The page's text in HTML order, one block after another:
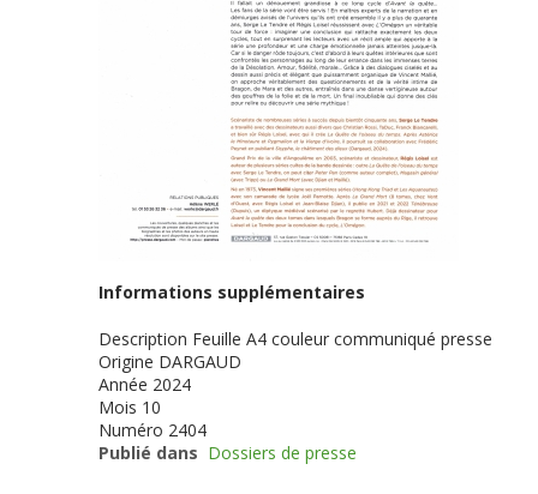
Informations supplémentaires
Description Feuille A4 couleur communiqué presse
Origine DARGAUD
Année 2024
Mois 10
Numéro 2404
Publié dans Dossiers de presse